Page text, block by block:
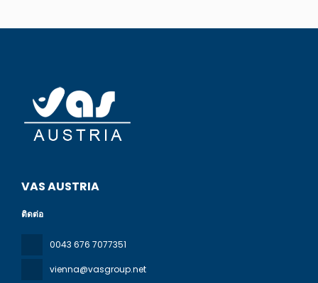
VAS AUSTRIA
ติดต่อ
0043 676 7077351
vienna@vasgroup.net